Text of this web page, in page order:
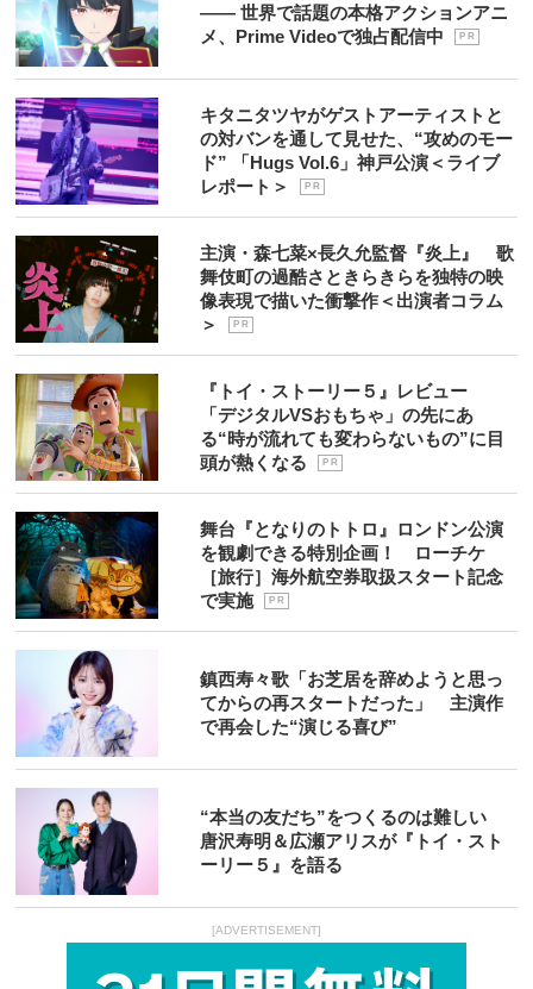
―― 世界で話題の本格アクションアニ
メ、Prime Videoで独占配信中
P R
キタニタツヤがゲストアーティストと
の対バンを通して見せた、“攻めのモー
ド” 「Hugs Vol.6」神戸公演＜ライブ
レポート＞
P R
主演・森七菜×長久允監督『炎上』 歌
舞伎町の過酷さときらきらを独特の映
像表現で描いた衝撃作＜出演者コラム
＞
P R
『トイ・ストーリー５』レビュー
「デジタルVSおもちゃ」の先にあ
る“時が流れても変わらないもの”に目
頭が熱くなる
P R
舞台『となりのトトロ』ロンドン公演
を観劇できる特別企画！ ローチケ
［旅行］海外航空券取扱スタート記念
で実施
P R
鎮西寿々歌「お芝居を辞めようと思っ
てからの再スタートだった」 主演作
で再会した“演じる喜び”
“本当の友だち”をつくるのは難しい
唐沢寿明＆広瀬アリスが『トイ・スト
ーリー５』を語る
[ADVERTISEMENT]